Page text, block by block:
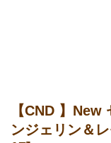
【CND 】
ンジェリン＆